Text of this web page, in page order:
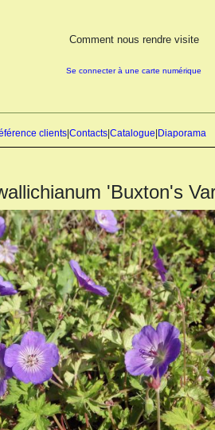
Comment nous rendre visite
Se connecter à une carte numérique
clients Contacts Catalogue Diaporama
'Buxton's